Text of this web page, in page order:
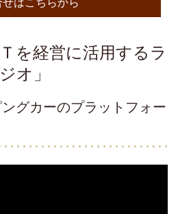
を経営に活用するラ
ジオ」
グカーのプラットフォー